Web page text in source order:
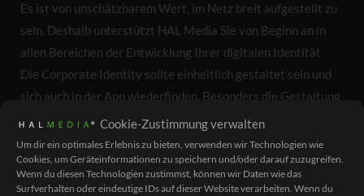
Cookie-Zustimmung verwalten
Um dir ein optimales Erlebnis zu bieten, verwenden wir Technologien wie
Cookies, um Geräteinformationen zu speichern und/oder darauf zuzugreifen.
Wenn du diesen Technologien zustimmst, können wir Daten wie das
Surfverhalten oder eindeutige IDs auf dieser Website verarbeiten. Wenn du
Es ist von unschätzbarem Wert, im Netz breit aufgestellt zu
sein. Deshalb unterstützt HAL Media Sie von Beginn an in
allen Bereichen der Entwicklung Ihrer digitalen Identität.
Die Corporate Identity sollte einheitlich gestaltet sein und
sich auch in der App wiederfinden. Besonders die Gestaltung
eines übergeordneten Designs ist ein wesentlicher Baustein.
Potenzielle Kunden erkennen Sie sofort auf allen
Plattformen. Ist die App einmal produziert, bieten wir Ihnen
bei Bedarf Pflege und regelmäßige Updates zur Entwicklung